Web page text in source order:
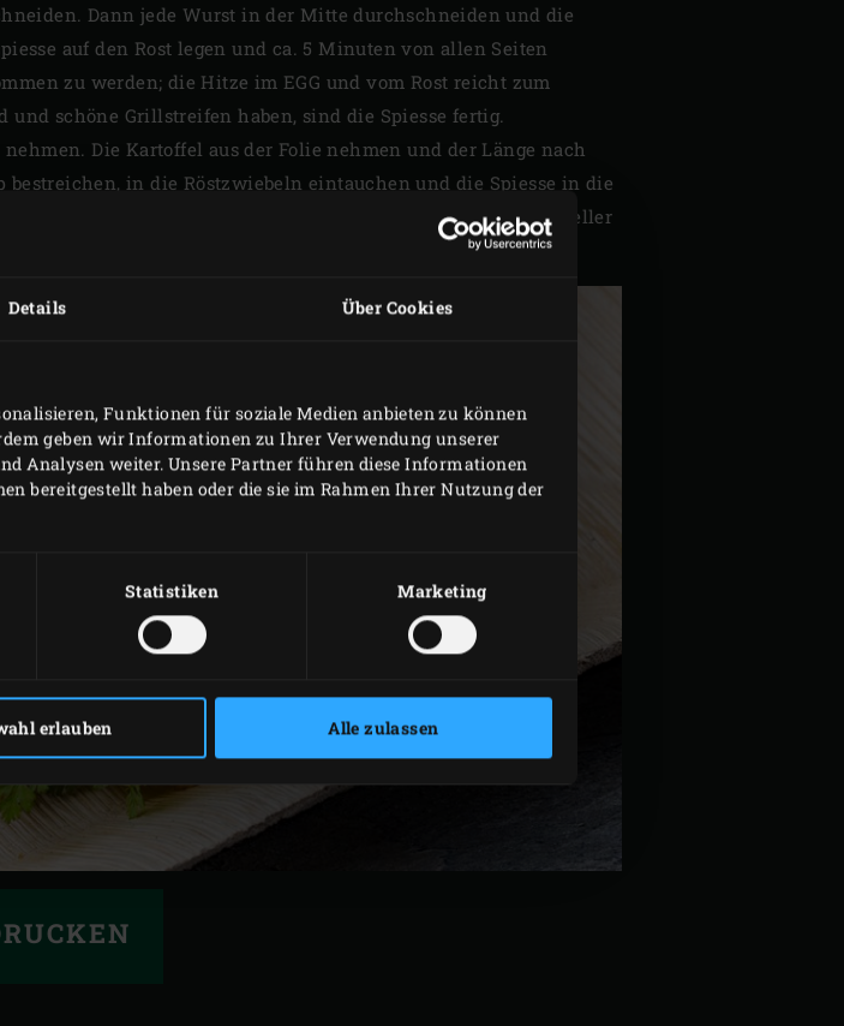
Details Über Cookies
Funktionen für soziale Medien anbieten zu können
geben wir Informationen zu Ihrer Verwendung unserer
Analysen weiter. Unsere Partner führen diese Informationen
bereitgestellt haben oder die sie im Rahmen Ihrer Nutzung der
Statistiken Marketing
erlauben Alle zulassen
Dann jede Wurst in der Mitte durchschneiden und die
auf den Rost legen und ca. 5 Minuten von allen Seiten
zu werden; die Hitze im EGG und vom Rost reicht zum
schöne Grillstreifen haben, sind die Spiesse fertig.
Die Kartoffel aus der Folie nehmen und der Länge nach
bestreichen, in die Röstzwiebeln eintauchen und die Spiesse in die
und mit Schnittlauch und Kerbel garnieren. Nun auf jeden Teller
hinzufügen und etwas Frischkäse-Dipp daneben legen.